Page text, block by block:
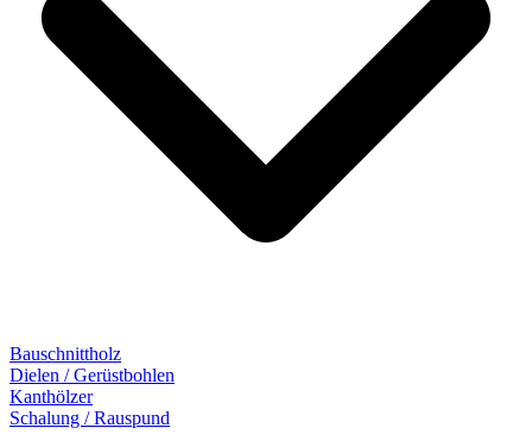
Bauschnittholz
Dielen / Gerüstbohlen
Kanthölzer
Schalung / Rauspund